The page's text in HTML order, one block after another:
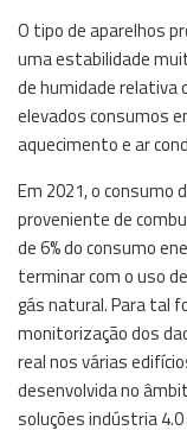
O tipo de aparelhos
uma estabilidade
de humidade relativa
elevados consumos
aquecimento e ar
Em 2021, o consumo
proveniente de
de 6% do consumo
terminar com o uso
gás natural. Para tal
monitorização dos
real nos várias
desenvolvida no
soluções indústria 4.0